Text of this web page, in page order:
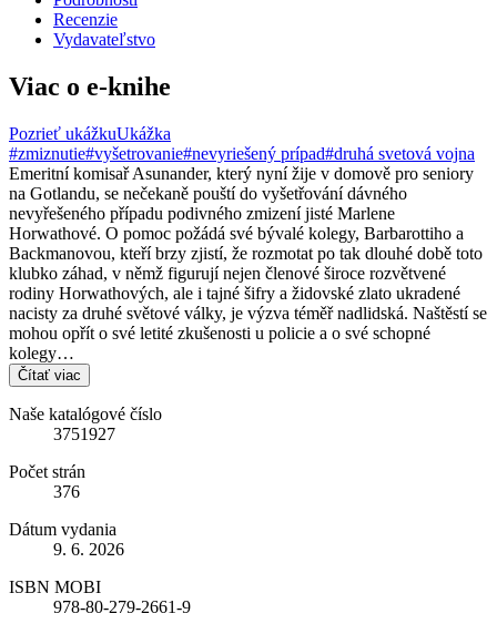
Recenzie
Vydavateľstvo
Viac o e-knihe
Pozrieť ukážkuUkážka
#zmiznutie#vyšetrovanie#nevyriešený prípad#druhá svetová vojna
Emeritní komisař Asunander, který nyní žije v domově pro seniory
na Gotlandu, se nečekaně pouští do vyšetřování dávného
nevyřešeného případu podivného zmizení jisté Marlene
Horwathové. O pomoc požádá své bývalé kolegy, Barbarottiho a
Backmanovou, kteří brzy zjistí, že rozmotat po tak dlouhé době toto
klubko záhad, v němž figurují nejen členové široce rozvětvené
rodiny Horwathových, ale i tajné šifry a židovské zlato ukradené
nacisty za druhé světové války, je výzva téměř nadlidská. Naštěstí se
mohou opřít o své letité zkušenosti u policie a o své schopné
kolegy…
Čítať viac
Naše katalógové číslo
3751927
Počet strán
376
Dátum vydania
9. 6. 2026
ISBN MOBI
978-80-279-2661-9